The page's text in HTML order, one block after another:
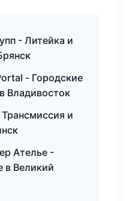
- Литейка и
- Городские
Владивосток
и
Ателье -
в Великий